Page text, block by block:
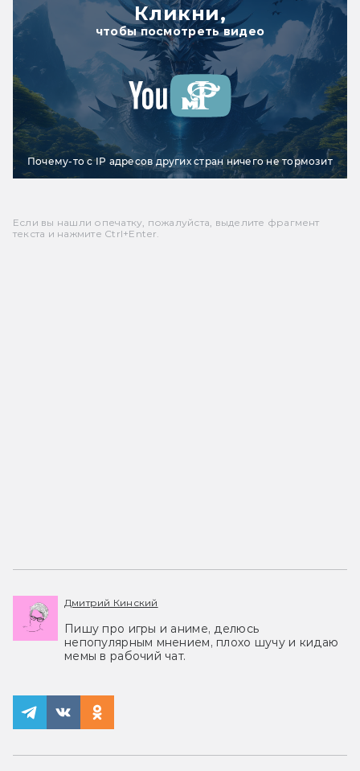
Кликни,
чтобы посмотреть видео
Почему-то с IP адресов других стран ничего не тормозит
Если вы нашли опечатку, пожалуйста, выделите фрагмент
текста и нажмите Ctrl+Enter.
Дмитрий Кинский
Пишу про игры и аниме, делюсь
непопулярным мнением, плохо шучу и кидаю
мемы в рабочий чат.